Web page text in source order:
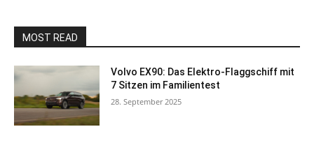
MOST READ
Volvo EX90: Das Elektro-Flaggschiff mit
7 Sitzen im Familientest
28. September 2025